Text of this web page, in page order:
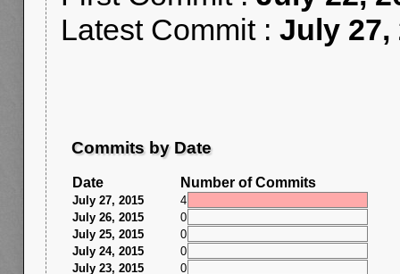
Latest Commit : July 27,
Commits by Date
Date Number of Commits
July 27, 2015
4
July 26, 2015
0
July 25, 2015
0
July 24, 2015
0
July 23, 2015
0